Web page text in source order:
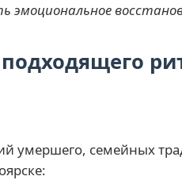
эмоциональное
умершего, семейных